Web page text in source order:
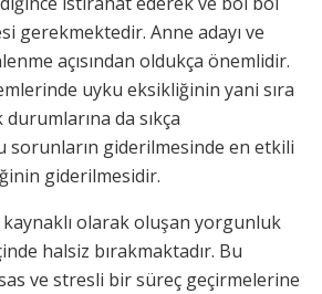
gerekmektedir. Anne adayı ve
açısından oldukça önemlidir.
uyku eksikliğinin yani sıra
da sıkça
sorunların giderilmesinde en etkili
giderilmesidir.
olarak oluşan yorgunluk
halsiz bırakmaktadır. Bu
ve stresli bir süreç geçirmelerine